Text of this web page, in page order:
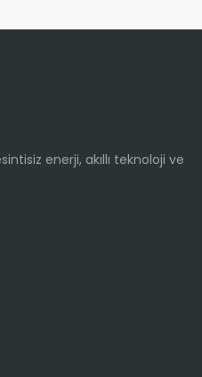
enerji, akıllı teknoloji ve